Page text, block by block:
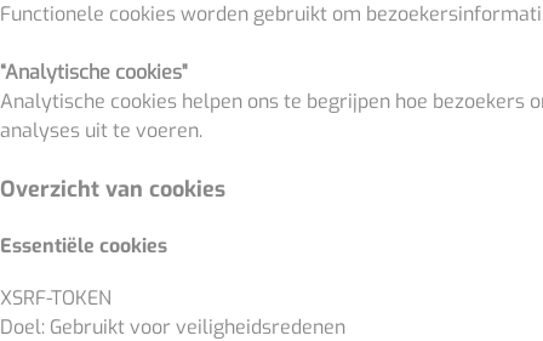
Functionele cookies worden gebruikt om
“Analytische cookies"
Analytische cookies helpen ons te begrijpen hoe
analyses uit te voeren.
Overzicht van cookies
Essentiële cookies
XSRF-TOKEN
Doel: Gebruikt voor veiligheidsredenen